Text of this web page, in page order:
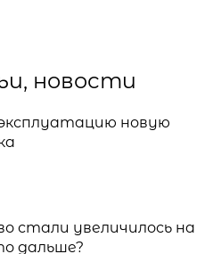
новости
эксплуатацию новую
стали увеличилось на
дальше?